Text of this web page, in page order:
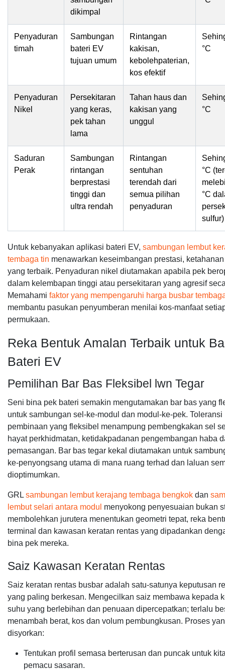
dikimpal
Penyaduran
timah
Sambungan
bateri EV
tujuan umum
Rintangan
kakisan,
kebolehpaterian,
kos efektif
°C
Penyaduran
Nikel
Persekitaran
yang keras,
pek tahan
lama
Tahan haus dan
kakisan yang
unggul
°C
Saduran
Perak
Sambungan
rintangan
berprestasi
tinggi dan
ultra rendah
Rintangan
sentuhan
terendah dari
semua pilihan
penyaduran
°C
°C
sulfur)
Untuk kebanyakan aplikasi bateri EV, sambungan lembut
tembaga tin menawarkan keseimbangan prestasi,
yang terbaik. Penyaduran nikel diutamakan apabila pek
dalam kelembapan tinggi atau persekitaran yang agresif
Memahami faktor yang mempengaruhi harga busbar
membantu pasukan penyumberan menilai kos-manfaat
permukaan.
Reka Bentuk Amalan Terbaik untuk
Bateri EV
Pemilihan Bar Bas Fleksibel lwn Tegar
Seni bina pek bateri semakin mengutamakan bar bas yang
untuk sambungan sel-ke-modul dan modul-ke-pek. Toleransi
pembinaan yang fleksibel menampung pembengkakan sel
hayat perkhidmatan, ketidakpadanan pengembangan haba
pemasangan. Bar bas tegar kekal diutamakan untuk
ke-penyongsang utama di mana ruang terhad dan laluan
dioptimumkan.
GRL sambungan lembut kerajang tembaga bengkok dan
lembut selari antara modul menyokong penyesuaian bukan
membolehkan jurutera menentukan geometri tepat, reka
terminal dan kawasan keratan rentas yang dipadankan
bina pek mereka.
Saiz Kawasan Keratan Rentas
Saiz keratan rentas busbar adalah satu-satunya keputusan
yang paling berkesan. Mengecilkan saiz membawa kepada
suhu yang berlebihan dan penuaan dipercepatkan; terlalu
menambah berat, kos dan volum pembungkusan. Proses
disyorkan:
Tentukan profil semasa berterusan dan puncak untuk
pemacu sasaran.